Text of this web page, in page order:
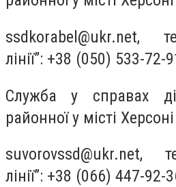
ssdkorabel@ukr.net,
лінії”: +38 (050) 533-72-
Служба у справах
районної у місті
suvorovssd@ukr.net,
лінії”: +38 (066) 447-92-